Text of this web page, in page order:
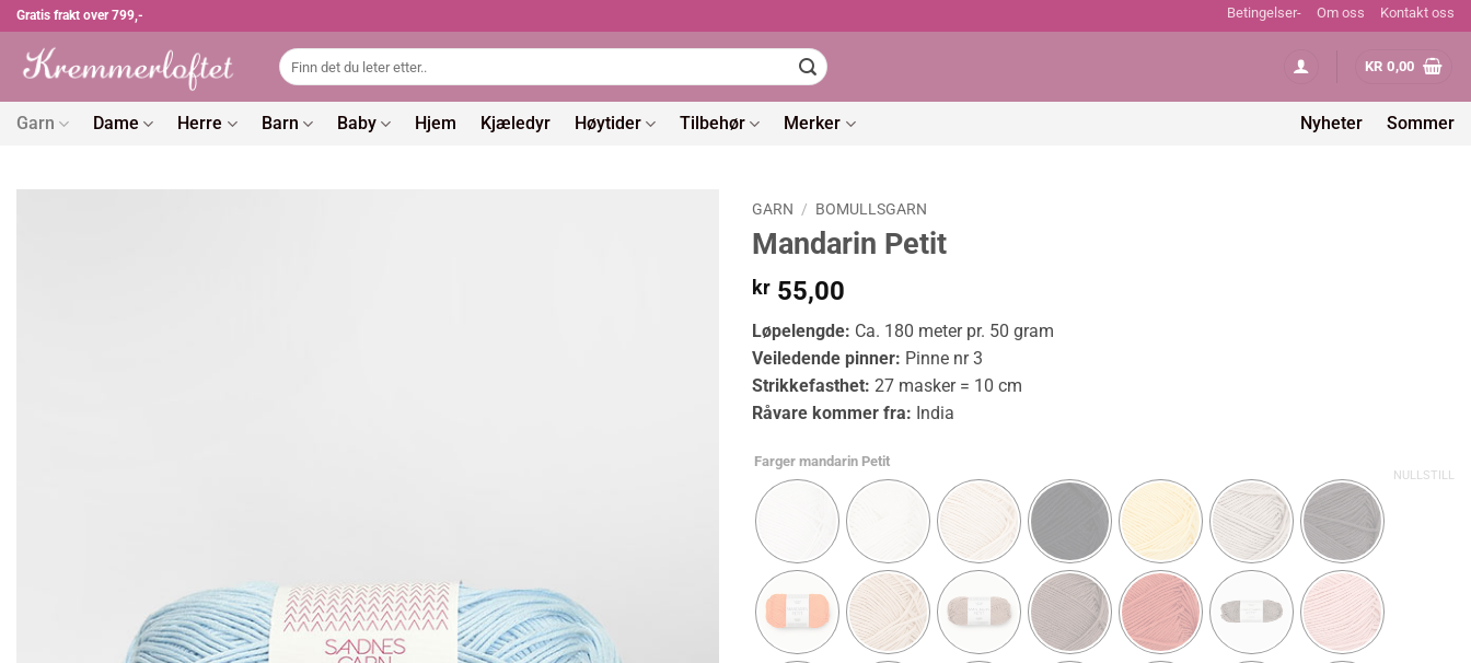
Skip
content
Gratis frakt over 799,- Betingelser- Om oss Kontakt oss
Søk
etter:
KR 0,00
Garn Dame Herre Barn Baby Hjem Kjæledyr Høytider Tilbehør Merker Nyheter Sommer
GARN / BOMULLSGARN
Mandarin Petit
kr 55,00
Løpelengde: Ca. 180 meter pr. 50 gram
Veiledende pinner: Pinne nr 3
Strikkefasthet: 27 masker = 10 cm
Råvare kommer fra: India
Farger mandarin Petit
NULLSTILL